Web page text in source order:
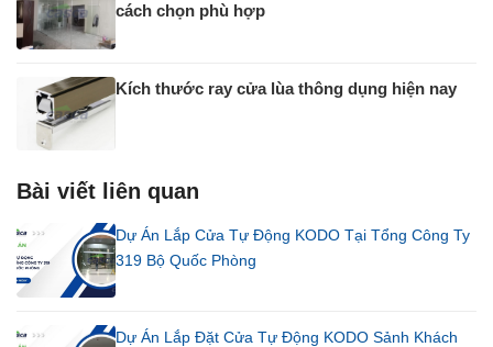
cách chọn phù hợp
Kích thước ray cửa lùa thông dụng hiện nay
Bài viết liên quan
Dự Án Lắp Cửa Tự Động KODO Tại Tổng Công Ty
319 Bộ Quốc Phòng
Dự Án Lắp Đặt Cửa Tự Động KODO Sảnh Khách